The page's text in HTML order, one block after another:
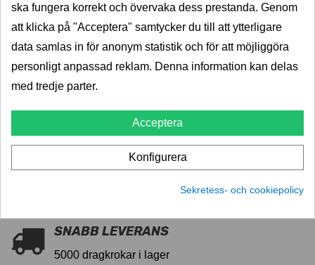
ECS Electronics ett marknadsledande företag inom
utveckling och tillverkning av elektroniksystem av
premiumkvalitet för bilindustrin. ECS tillverkar tillverkar allt
från dragkrokselsatser, biltelematik (GPS-lösningar,
datainsamlingsmoduler) till test- och
diagnostiseringsutrustning.
Referens 184885184885
SNABB LEVERANS
5000 dragkrokar i lager
ska fungera korrekt och övervaka dess prestanda. Genom
att klicka på "Acceptera" samtycker du till att ytterligare
data samlas in för anonym statistik och för att möjliggöra
personligt anpassad reklam. Denna information kan delas
med tredje parter.
Acceptera
Konfigurera
Sekretess- och cookiepolicy